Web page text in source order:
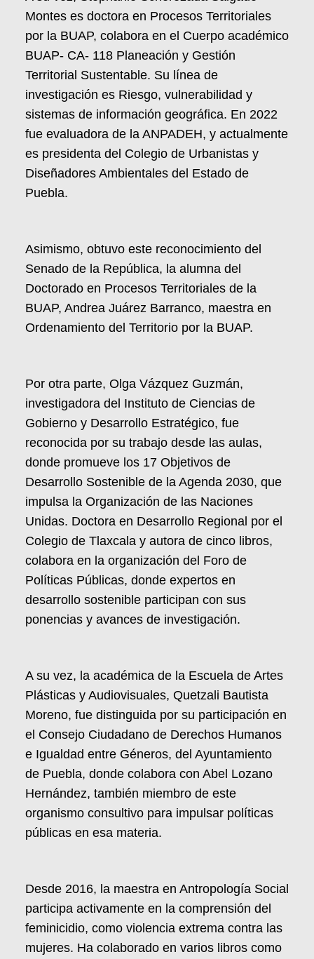
Montes es doctora en Procesos Territoriales
por la BUAP, colabora en el Cuerpo académico
BUAP- CA- 118 Planeación y Gestión
Territorial Sustentable. Su línea de
investigación es Riesgo, vulnerabilidad y
sistemas de información geográfica. En 2022
fue evaluadora de la ANPADEH, y actualmente
es presidenta del Colegio de Urbanistas y
Diseñadores Ambientales del Estado de
Puebla.
Asimismo, obtuvo este reconocimiento del
Senado de la República, la alumna del
Doctorado en Procesos Territoriales de la
BUAP, Andrea Juárez Barranco, maestra en
Ordenamiento del Territorio por la BUAP.
Por otra parte, Olga Vázquez Guzmán,
investigadora del Instituto de Ciencias de
Gobierno y Desarrollo Estratégico, fue
reconocida por su trabajo desde las aulas,
donde promueve los 17 Objetivos de
Desarrollo Sostenible de la Agenda 2030, que
impulsa la Organización de las Naciones
Unidas. Doctora en Desarrollo Regional por el
Colegio de Tlaxcala y autora de cinco libros,
colabora en la organización del Foro de
Políticas Públicas, donde expertos en
desarrollo sostenible participan con sus
ponencias y avances de investigación.
A su vez, la académica de la Escuela de Artes
Plásticas y Audiovisuales, Quetzali Bautista
Moreno, fue distinguida por su participación en
el Consejo Ciudadano de Derechos Humanos
e Igualdad entre Géneros, del Ayuntamiento
de Puebla, donde colabora con Abel Lozano
Hernández, también miembro de este
organismo consultivo para impulsar políticas
públicas en esa materia.
Desde 2016, la maestra en Antropología Social
participa activamente en la comprensión del
feminicidio, como violencia extrema contra las
mujeres. Ha colaborado en varios libros como